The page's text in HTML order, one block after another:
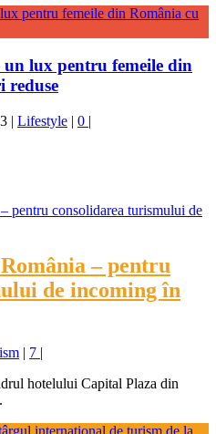
lux pentru femeile din
reduse
| Lifestyle | 0 |
– pentru
de incoming în
| 7 |
hotelului Capital Plaza din